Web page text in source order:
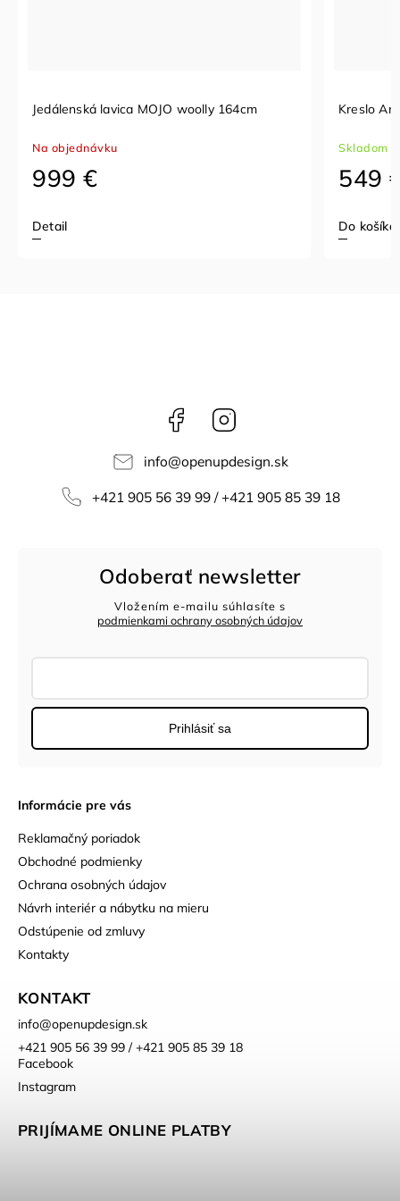
Jedálenská lavica MOJO woolly 164cm
Na objednávku
999 €
Detail
Kreslo
Skladom
549
Do košíka
Facebook
info@openupdesign.sk
+421 905 56 39 99 / +421 905 85 39 18
Informácie pre vás
Reklamačný poriadok
Obchodné podmienky
Ochrana osobných údajov
Návrh interiér a nábytku na mieru
Odstúpenie od zmluvy
Kontakty
KONTAKT
info@openupdesign.sk
+421 905 56 39 99 / +421 905 85 39 18
Facebook
Instagram
PRIJÍMAME ONLINE PLATBY
Odoberať newsletter
Vložením e-mailu súhlasíte s
podmienkami ochrany osobných údajov
Prihlásiť sa